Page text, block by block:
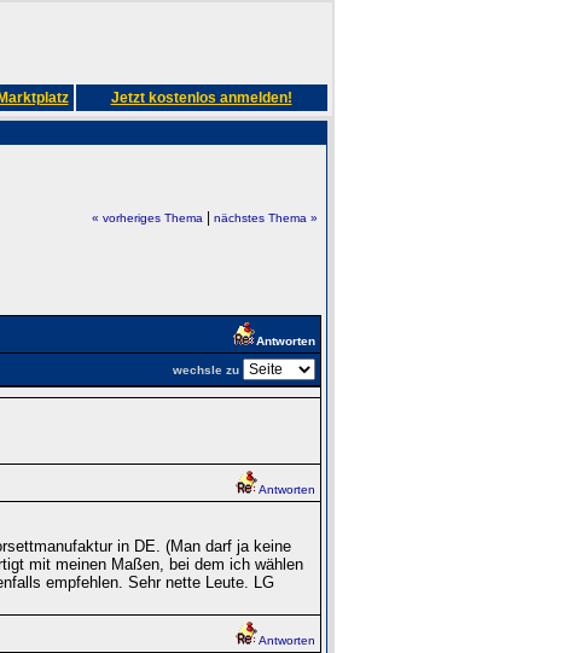
Marktplatz Jetzt kostenlos anmelden!
« vorheriges Thema| nächstes Thema »
Antworten
wechsle zu
Antworten
in DE. (Man darf ja keine
mit meinen Maßen, bei dem ich wählen
empfehlen. Sehr nette Leute. LG
Antworten